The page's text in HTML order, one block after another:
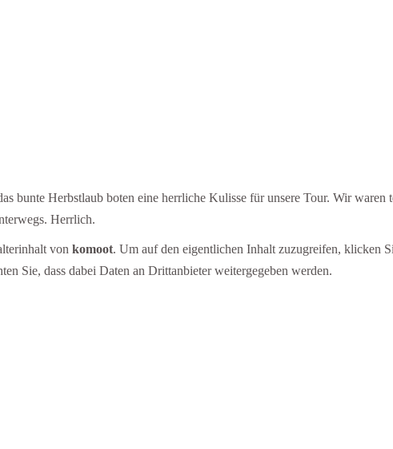
bunte Herbstlaub boten eine herrliche Kulisse für unsere Tour. Wir waren
Herrlich.
von komoot. Um auf den eigentlichen Inhalt zuzugreifen, klicken
Sie, dass dabei Daten an Drittanbieter weitergegeben werden.